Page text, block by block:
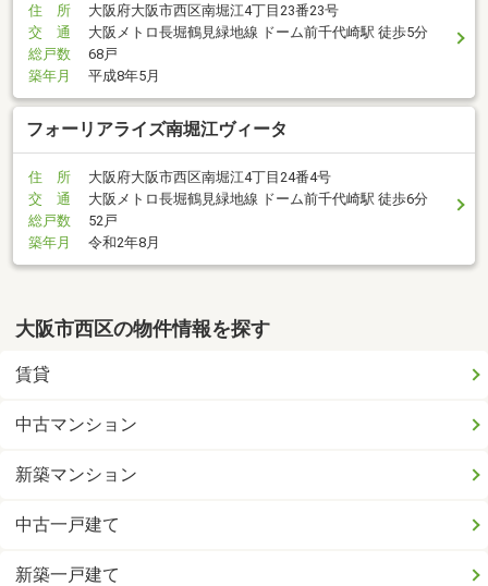
住 所
大阪府大阪市西区南堀江4丁目23番23号
交 通
大阪メトロ長堀鶴見緑地線 ドーム前千代崎駅 徒歩5分
総戸数
68戸
築年月
平成8年5月
フォーリアライズ南堀江ヴィータ
住 所
大阪府大阪市西区南堀江4丁目24番4号
交 通
大阪メトロ長堀鶴見緑地線 ドーム前千代崎駅 徒歩6分
総戸数
52戸
築年月
令和2年8月
大阪市西区の物件情報を探す
賃貸
中古マンション
新築マンション
中古一戸建て
新築一戸建て